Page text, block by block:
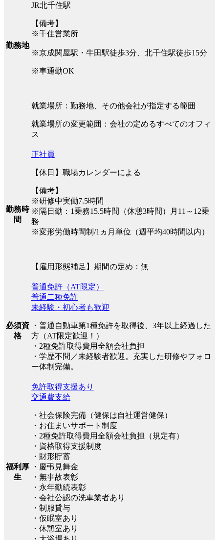
勤務地
JR北千住駅
【備考】
※千住営業所
※京成関屋駅・牛田駅徒歩3分、北千住駅徒歩15分
※車通勤OK
就業場所：勤務地、その他会社が指定する範囲
就業場所の変更範囲：会社の定めるすべてのオフィ
ス
勤務時
間
正社員
【休日】職場カレンダーによる
【備考】
※研修中実働7.5時間
※隔日勤：1乗務15.5時間（休憩3時間）月11～12乗
務
※変形労働時間制/1ヵ月単位（週平均40時間以内）
【雇用形態補足】期間の定め：無
必須資
格
普通免許（AT限定）
普通二種免許
未経験・初心者も歓迎
・普通自動車第1種免許を取得後、3年以上経過した
方（AT限定歓迎！）
・2種免許取得費用全額会社負担
・学歴不問／未経験者歓迎。充実した研修やフォロ
ー体制完備。
福利厚
生
免許取得支援あり
交通費支給
・社会保険完備（健保は自社運営健保）
・お住まいサポート制度
・2種免許取得費用全額会社負担（規定有）
・資格取得支援制度
・財形貯蓄
・慶弔見舞金
・無事故表彰
・永年勤続表彰
・会社公認の洗車業者あり
・制服貸与
・仮眠室あり
・休憩室あり